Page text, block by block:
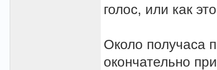
голос, или как
Около получаса
окончательно